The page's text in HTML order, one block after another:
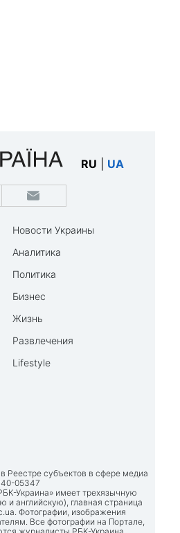
RU UA
Новости Украины
Аналитика
Политика
Бизнес
Жизнь
Развлечения
Lifestyle
Реестре субъектов в сфере медиа
05347
Украина» имеет трехязычную
и английскую), главная страница
. Фотографии, изображения
Все фотографии на Портале,